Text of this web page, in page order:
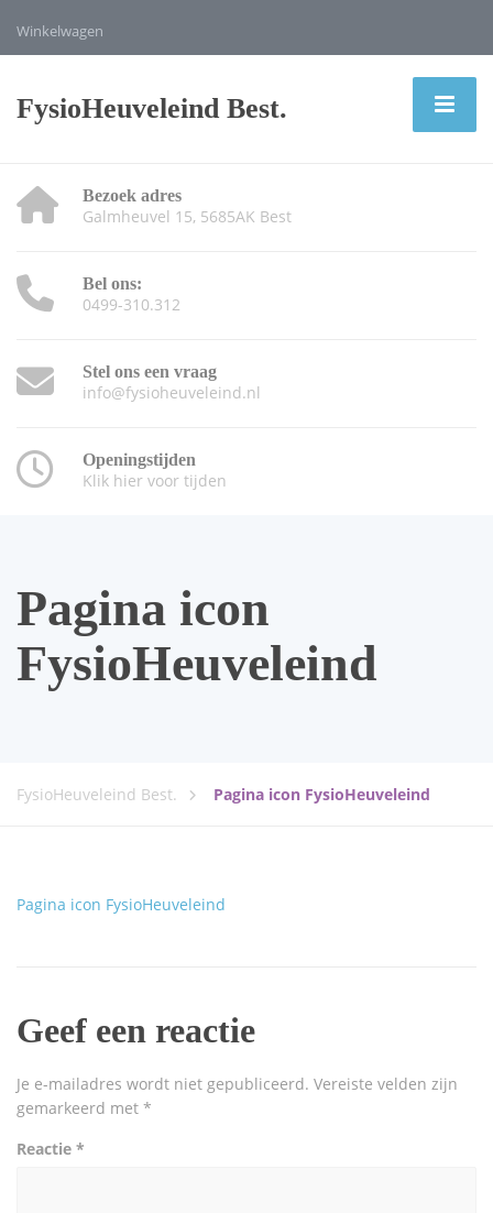
Winkelwagen
FysioHeuveleind Best.
Bezoek adres
Galmheuvel 15, 5685AK Best
Bel ons:
0499-310.312
Stel ons een vraag
info@fysioheuveleind.nl
Openingstijden
Klik hier voor tijden
Pagina icon
FysioHeuveleind
FysioHeuveleind Best. Pagina icon FysioHeuveleind
Pagina icon FysioHeuveleind
Geef een reactie
Je e-mailadres wordt niet gepubliceerd. Vereiste velden zijn
gemarkeerd met *
Reactie *